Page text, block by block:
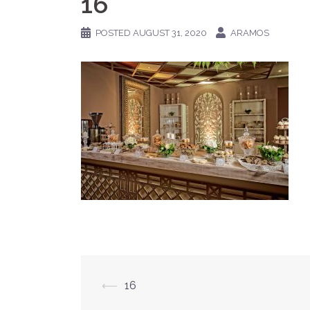
POSTED AUGUST 31, 2020 ARAMOS
Post
⟵ 16